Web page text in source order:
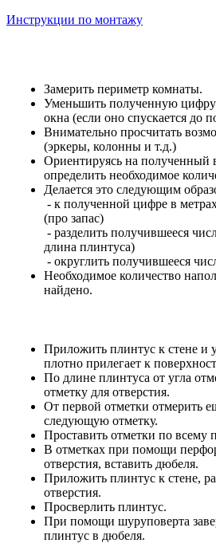
Инструкции по монтажу
Замерить периметр комнаты.
Уменьшить полученную
окна (если оно спускается до
Внимательно просчитать
(эркеры, колонны и т.д.)
Ориентируясь на полученный в
определить необходимое
Делается это следующим
- к полученной цифре в
(про запас)
- разделить получившееся
длина плинтуса)
- округлить получившееся
Необходимое количество
найдено.
Приложить плинтус к стене и
плотно прилегает к
По длине плинтуса от угла
отметку для отверстия.
От первой отметки отмерить
следующую отметку.
Проставить отметки по всему
В отметках при помощи
отверстия, вставить дюбеля.
Приложить плинтус к стене,
отверстия.
Просверлить плинтус.
При помощи шуруповерта
плинтус в дюбеля.